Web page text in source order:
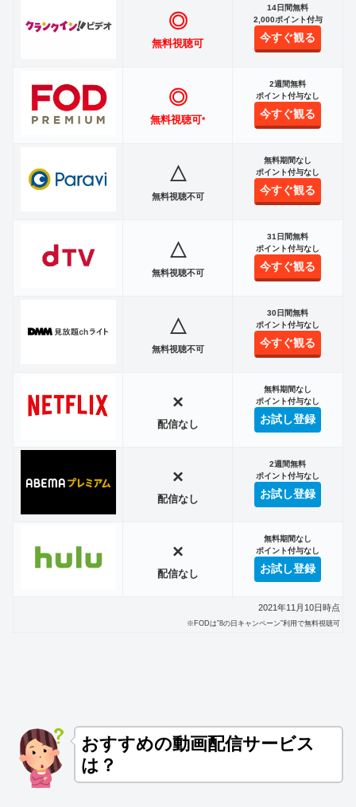
◎
無料視聴可
14日間無料
2,000ポイント付与
今すぐ観る
◎
無料視聴可*
2週間無料
ポイント付与なし
今すぐ観る
△
無料視聴不可
無料期間なし
ポイント付与なし
今すぐ観る
△
無料視聴不可
31日間無料
ポイント付与なし
今すぐ観る
△
無料視聴不可
30日間無料
ポイント付与なし
今すぐ観る
×
配信なし
無料期間なし
ポイント付与なし
お試し登録
×
配信なし
2週間無料
ポイント付与なし
お試し登録
×
配信なし
無料期間なし
ポイント付与なし
お試し登録
2021年11月10日時点
※FODは”8の日キャンペーン”利用で無料視聴可
おすすめの動画配信サービス
は？